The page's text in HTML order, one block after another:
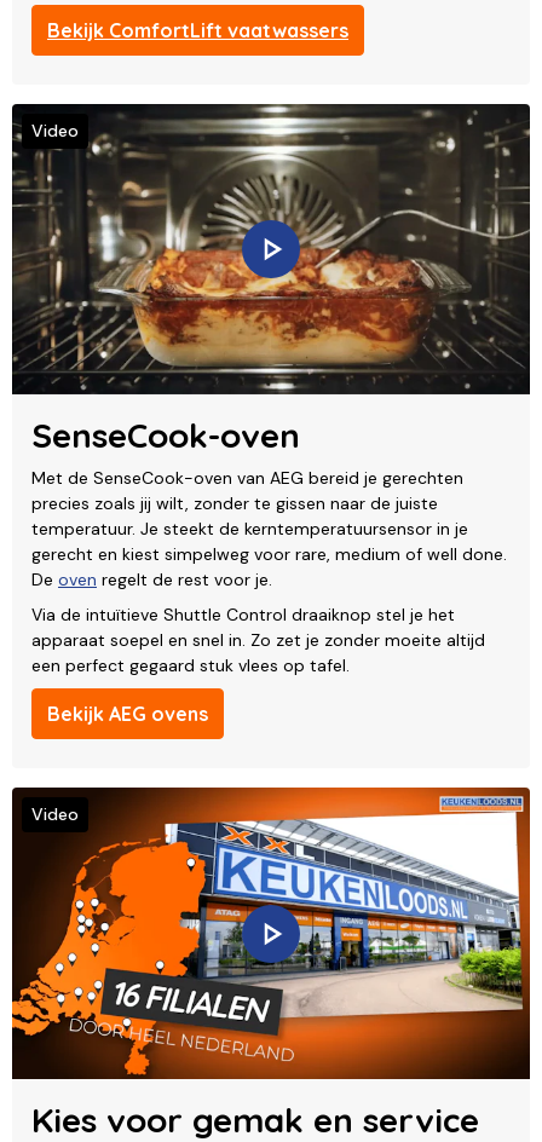
Bekijk ComfortLift vaatwassers
SenseCook-oven
Met de SenseCook-oven van AEG bereid je gerechten
precies zoals jij wilt, zonder te gissen naar de juiste
temperatuur. Je steekt de kerntemperatuursensor in je
gerecht en kiest simpelweg voor rare, medium of well done.
De oven regelt de rest voor je.
Via de intuïtieve Shuttle Control draaiknop stel je het
apparaat soepel en snel in. Zo zet je zonder moeite altijd
een perfect gegaard stuk vlees op tafel.
Bekijk AEG ovens
Video
Kies voor gemak en service
Video